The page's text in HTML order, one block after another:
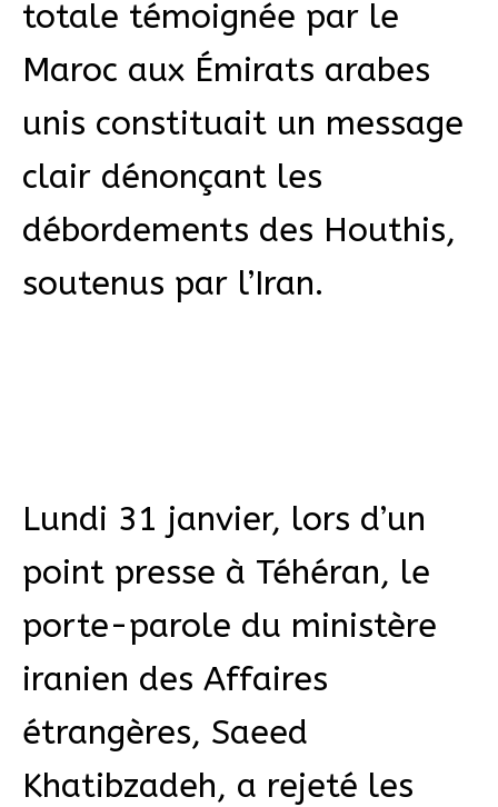
totale témoignée par le
Maroc aux Émirats arabes
unis constituait un message
clair dénonçant les
débordements des Houthis,
soutenus par l’Iran.
Lundi 31 janvier, lors d’un
point presse à Téhéran, le
porte-parole du ministère
iranien des Affaires
étrangères, Saeed
Khatibzadeh, a rejeté les